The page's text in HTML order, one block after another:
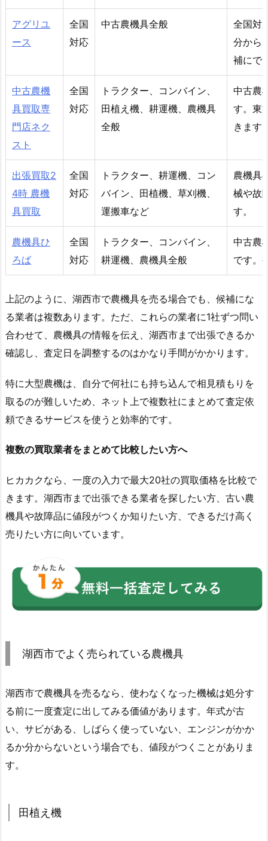
アグリユ
ース
全国
対応
中古農機具全般
全国対
分から
補にで
中古農機
具買取専
門店ネク
スト
全国
対応
トラクター、コンバイン、
田植え機、耕運機、農機具
全般
中古農
す。東
きます
出張買取2
4時 農機
具買取
全国
対応
トラクター、耕運機、コン
バイン、田植機、草刈機、
運搬車など
農機具
械や故
す。
農機具ひ
ろば
全国
対応
トラクター、コンバイン、
耕運機、農機具全般
中古農
です。
上記のように、湖西市で農機具を売る場合でも、候補にな
る業者は複数あります。ただ、これらの業者に1社ずつ問い
合わせて、農機具の情報を伝え、湖西市まで出張できるか
確認し、査定日を調整するのはかなり手間がかかります。
特に大型農機は、自分で何社にも持ち込んで相見積もりを
取るのが難しいため、ネット上で複数社にまとめて査定依
頼できるサービスを使うと効率的です。
複数の買取業者をまとめて比較したい方へ
ヒカカクなら、一度の入力で最大20社の買取価格を比較で
きます。湖西市まで出張できる業者を探したい方、古い農
機具や故障品に値段がつくか知りたい方、できるだけ高く
売りたい方に向いています。
湖西市でよく売られている農機具
湖西市で農機具を売るなら、使わなくなった機械は処分す
る前に一度査定に出してみる価値があります。年式が古
い、サビがある、しばらく使っていない、エンジンがかか
るか分からないという場合でも、値段がつくことがありま
す。
田植え機